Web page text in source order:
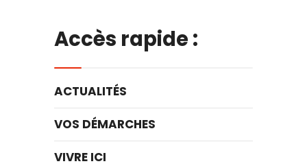
Accès rapide :
ACTUALITÉS
VOS DÉMARCHES
VIVRE ICI